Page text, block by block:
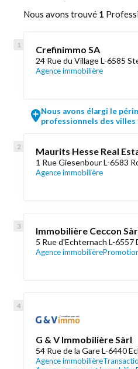
Nous avons trouvé 1
Crefinimmo SA
24 Rue du Village L-6585
Agence immobilière
Nous avons élargi le
professionnels des
Maurits Hesse Real
1 Rue Giesenbour L-6583
Agence immobilière
Immobilière Ceccon
5 Rue d'Echternach L-6557
Agence immobilière
G & V Immobilière Sàrl
54 Rue de la Gare L-6440
Agence immobilière